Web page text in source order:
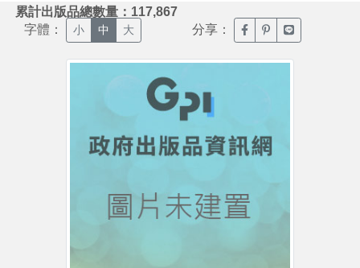
累計出版品總數量：117,867
字體： 小 中 大 分享： 臉書分享(另開新視窗)
噗浪分享(另開新
Line分享(另